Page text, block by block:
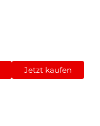
Jetzt kaufen